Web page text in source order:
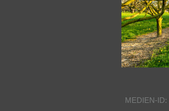
MEDIEN-ID: